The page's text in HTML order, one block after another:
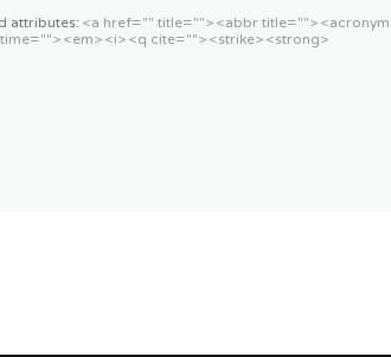
attributes: <a href="" title=""> <abbr title="">
<em> <i> <q cite=""> <strike> <strong>